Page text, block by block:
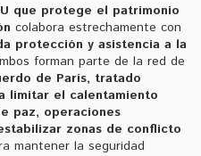
que protege el patrimonio
colabora estrechamente con
protección y asistencia a la
forman parte de la red de
de París, tratado
limitar el calentamiento
paz, operaciones
zonas de conflicto
mantener la seguridad